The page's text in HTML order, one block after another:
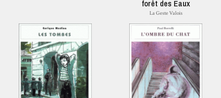
forêt des Eaux
La Geste Valois